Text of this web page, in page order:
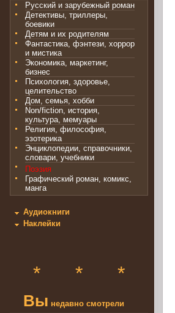
Русский и зарубежный роман
Детективы, триллеры,
боевики
Детям и их родителям
Фантастика, фэнтези, хоррор
и мистика
Экономика, маркетинг,
бизнес
Психология, здоровье,
целительство
Дом, семья, хобби
Non/fiction, история,
культура, мемуары
Религия, философия,
эзотерика
Энциклопедии, справочники,
словари, учебники
Поэзия
Графический роман, комикс,
манга
Аудиокниги
Наклейки
* * *
Вы недавно смотрели